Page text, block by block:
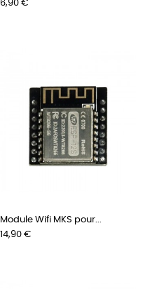
Prix
6,90 €
Module Wifi MKS pour...
Prix
14,90 €